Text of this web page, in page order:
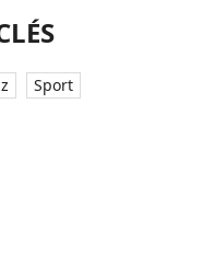
Sport